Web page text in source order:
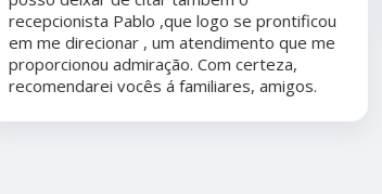
recepcionista Pablo ,que logo se prontificou
em me direcionar , um atendimento que me
proporcionou admiração. Com certeza,
recomendarei vocês á familiares, amigos.